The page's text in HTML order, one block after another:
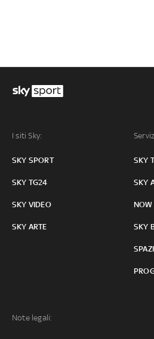
I siti Sky:
SKY SPORT
SKY TG24
SKY VIDEO
SKY ARTE
SKY
SKY
NOW
SKY
Note legali: